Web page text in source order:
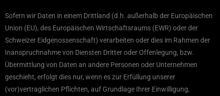
Sofern wir Daten in einem Drittland (d.h. außerhalb der Europäischen
Union (EU), des Europäischen Wirtschaftsraums (EWR) oder der
Schweizer Eidgenossenschaft) verarbeiten oder dies im Rahmen der
Inanspruchnahme von Diensten Dritter oder Offenlegung, bzw.
Übermittlung von Daten an andere Personen oder Unternehmen
geschieht, erfolgt dies nur, wenn es zur Erfüllung unserer
(vor)vertraglichen Pflichten, auf Grundlage Ihrer Einwilligung,